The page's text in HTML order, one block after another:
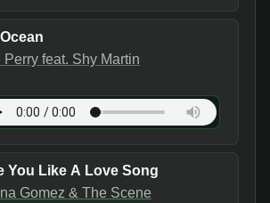
Perry feat. Shy Martin
You Like A Love Song
Gomez & The Scene